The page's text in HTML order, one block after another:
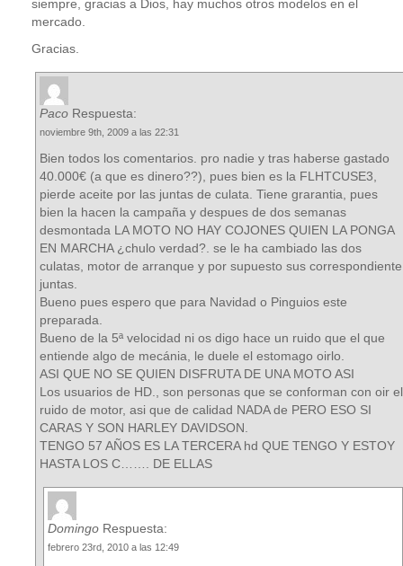
siempre, gracias a Dios, hay muchos otros modelos en el
mercado.
Gracias.
Paco Respuesta:
noviembre 9th, 2009 a las 22:31
Bien todos los comentarios. pro nadie y tras haberse gastado
40.000€ (a que es dinero??), pues bien es la FLHTCUSE3,
pierde aceite por las juntas de culata. Tiene grarantia, pues
bien la hacen la campaña y despues de dos semanas
desmontada LA MOTO NO HAY COJONES QUIEN LA PONGA
EN MARCHA ¿chulo verdad?. se le ha cambiado las dos
culatas, motor de arranque y por supuesto sus correspondiente
juntas.
Bueno pues espero que para Navidad o Pinguios este
preparada.
Bueno de la 5ª velocidad ni os digo hace un ruido que el que
entiende algo de mecánia, le duele el estomago oirlo.
ASI QUE NO SE QUIEN DISFRUTA DE UNA MOTO ASI
Los usuarios de HD., son personas que se conforman con oir el
ruido de motor, asi que de calidad NADA de PERO ESO SI
CARAS Y SON HARLEY DAVIDSON.
TENGO 57 AÑOS ES LA TERCERA hd QUE TENGO Y ESTOY
HASTA LOS C……. DE ELLAS
Domingo Respuesta:
febrero 23rd, 2010 a las 12:49